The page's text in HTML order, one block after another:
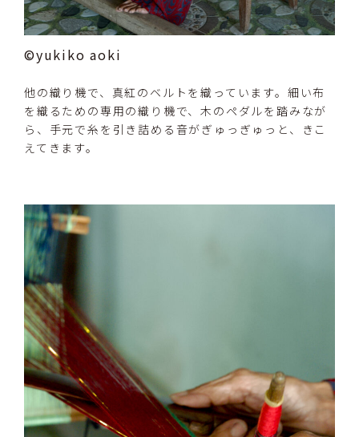
©yukiko aoki
他の織り機で、真紅のベルトを織っています。細い布
を織るための専用の織り機で、木のペダルを踏みなが
ら、手元で糸を引き詰める音がぎゅっぎゅっと、きこ
えてきます。